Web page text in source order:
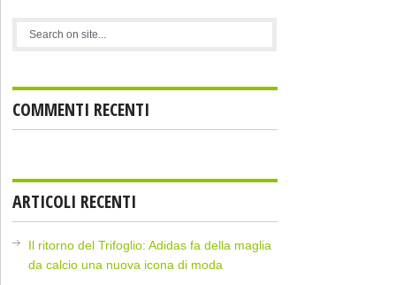
COMMENTI RECENTI
ARTICOLI RECENTI
Il ritorno del Trifoglio: Adidas fa della maglia
da calcio una nuova icona di moda